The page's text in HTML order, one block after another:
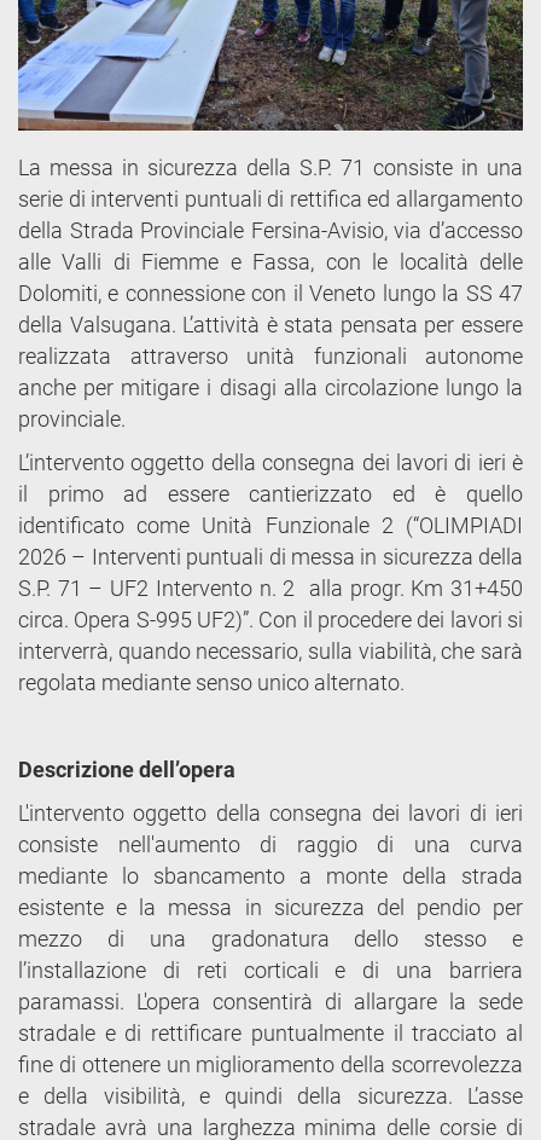
La messa in sicurezza della S.P. 71 consiste in una
serie di interventi puntuali di rettifica ed allargamento
della Strada Provinciale Fersina-Avisio, via d’accesso
alle Valli di Fiemme e Fassa, con le località delle
Dolomiti, e connessione con il Veneto lungo la SS 47
della Valsugana. L’attività è stata pensata per essere
realizzata attraverso unità funzionali autonome
anche per mitigare i disagi alla circolazione lungo la
provinciale.
L’intervento oggetto della consegna dei lavori di ieri è
il primo ad essere cantierizzato ed è quello
identificato come Unità Funzionale 2 (“OLIMPIADI
2026 – Interventi puntuali di messa in sicurezza della
S.P. 71 – UF2 Intervento n. 2 alla progr. Km 31+450
circa. Opera S-995 UF2)”. Con il procedere dei lavori si
interverrà, quando necessario, sulla viabilità, che sarà
regolata mediante senso unico alternato.
Descrizione dell’opera
L'intervento oggetto della consegna dei lavori di ieri
consiste nell'aumento di raggio di una curva
mediante lo sbancamento a monte della strada
esistente e la messa in sicurezza del pendio per
mezzo di una gradonatura dello stesso e
l’installazione di reti corticali e di una barriera
paramassi. L'opera consentirà di allargare la sede
stradale e di rettificare puntualmente il tracciato al
fine di ottenere un miglioramento della scorrevolezza
e della visibilità, e quindi della sicurezza. L’asse
stradale avrà una larghezza minima delle corsie di